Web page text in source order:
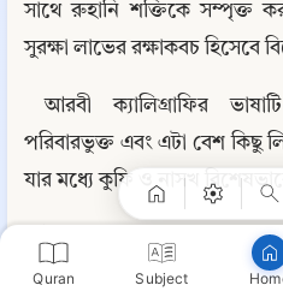
Quran Subject
সাথে রুহানি শক্তিকে সম্পৃক্ত
সুরক্ষা লাভের রক্ষাকবচ হিসেবে
আরবী ক্যালিগ্রাফির
পরিবারভুক্ত এবং এটা বেশ কিছু
যার মধ্যে কুফি ও নাসখ
ইরাকের কুফা শহর হতে কুফি
ধারার লিপিকারগণ কুরআন